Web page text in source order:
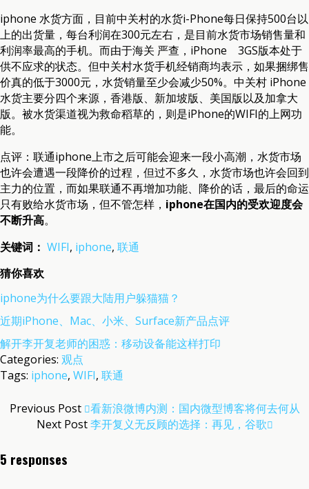
iphone 水货方面，目前中关村的水货i-Phone每日保持500台以
上的出货量，每台利润在300元左右，是目前水货市场销售量和
利润率最高的手机。而由于海关 严查，iPhone 3GS版本处于
供不应求的状态。但中关村水货手机经销商均表示，如果捆绑售
价真的低于3000元，水货销量至少会减少50%。中关村 iPhone
水货主要分四个来源，香港版、新加坡版、美国版以及加拿大
版。被水货渠道视为救命稻草的，则是iPhone的WIFI的上网功
能。
点评：联通iphone上市之后可能会迎来一段小高潮，水货市场
也许会遭遇一段降价的过程，但过不多久，水货市场也许会回到
主力的位置，而如果联通不再增加功能、降价的话，最后的命运
只有败给水货市场，但不管怎样， iphone在国内的受欢迎度会
不断升高。
关键词： WIFI, iphone, 联通
猜你喜欢
iphone为什么要跟大陆用户躲猫猫？
近期iPhone、Mac、小米、Surface新产品点评
解开李开复老师的困惑：移动设备能这样打印
Categories: 观点
Tags: iphone, WIFI, 联通
Previous Post 看新浪微博内测：国内微型博客将何去何从
Next Post李开复义无反顾的选择：再见，谷歌
5 responses